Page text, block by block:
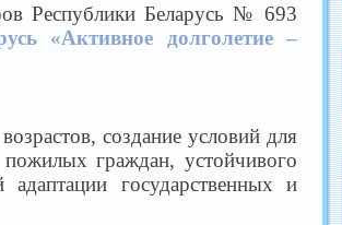
Республики Беларусь № 693
«Активное долголетие –
создание условий для
граждан, устойчивого
государственных и